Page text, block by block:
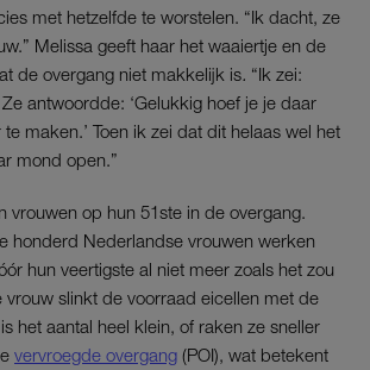
met hetzelfde te worstelen. “Ik dacht, ze
Melissa geeft haar het waaiertje en de
de overgang niet makkelijk is “Ik zei:
Ze antwoordde: ‘Gelukkig hoef je je daar
maken.’ Toen ik zei dat dit helaas wel het
mond open.”
vrouwen op hun 51ste in de overgang.
honderd Nederlandse vrouwen werken
hun veertigste al niet meer zoals het zou
vrouw slinkt de voorraad eicellen met de
het aantal heel klein, of raken ze sneller
vervroegde overgang (POI), wat betekent